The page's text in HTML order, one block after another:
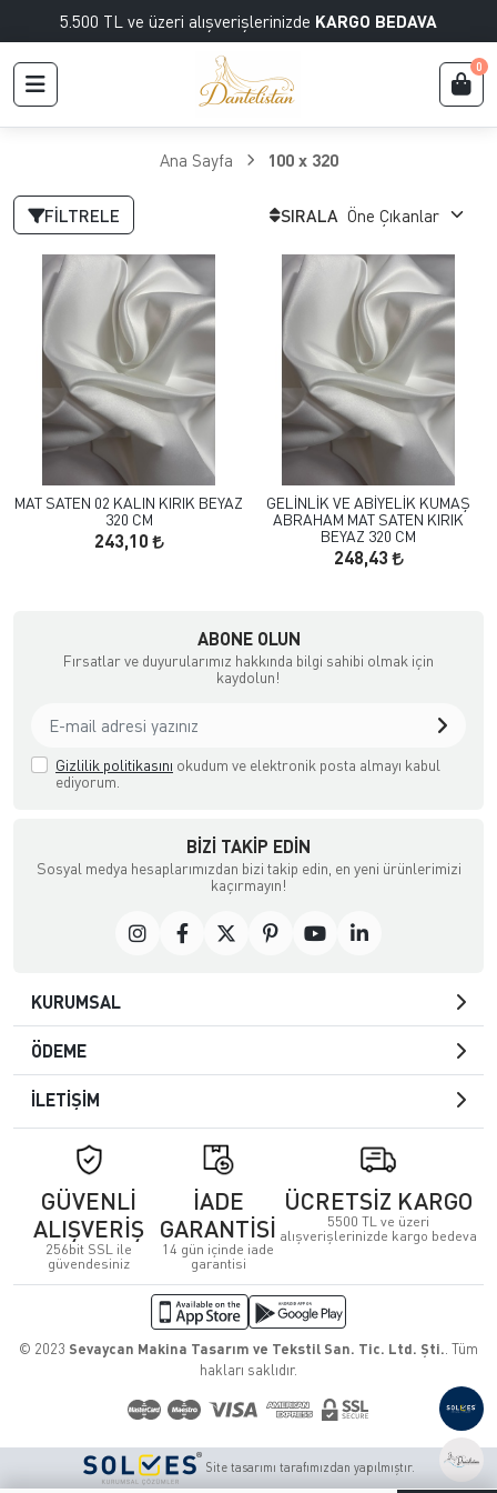
5.500 TL ve üzeri alışverişlerinizde KARGO BEDAVA
0
Ana Sayfa 100 x 320
FILTRELE SIRALA
MAT SATEN 02 KALIN KIRIK BEYAZ
320 CM
243,10
GELİNLİK VE ABİYELİK KUMAŞ
ABRAHAM MAT SATEN KIRIK
BEYAZ 320 CM
248,43
ABONE OLUN
Fırsatlar ve duyurularımız hakkında bilgi sahibi olmak için
kaydolun!
Gizlilik politikasını okudum ve elektronik posta almayı kabul
ediyorum.
BIZI TAKIP EDIN
Sosyal medya hesaplarımızdan bizi takip edin, en yeni ürünlerimizi
kaçırmayın!
KURUMSAL
ÖDEME
İLETİŞİM
GÜVENLİ
ALIŞVERİŞ
256bit SSL ile
güvendesiniz
İADE
GARANTİSİ
14 gün içinde iade
garantisi
ÜCRETSİZ KARGO
5500 TL ve üzeri
alışverişlerinizde kargo bedeva
© 2023 Sevaycan Makina Tasarım ve Tekstil San. Tic. Ltd. Şti. . Tüm
hakları saklıdır.
Site tasarımı tarafımızdan yapılmıştır.